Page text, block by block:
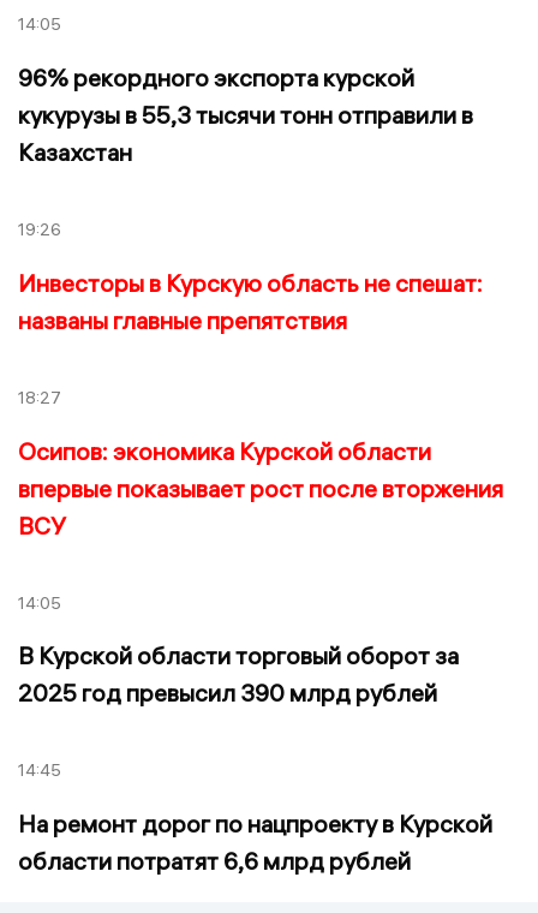
14:05
96% рекордного экспорта курской
кукурузы в 55,3 тысячи тонн отправили в
Казахстан
19:26
Инвесторы в Курскую область не спешат:
названы главные препятствия
18:27
Осипов: экономика Курской области
впервые показывает рост после вторжения
ВСУ
14:05
В Курской области торговый оборот за
2025 год превысил 390 млрд рублей
14:45
На ремонт дорог по нацпроекту в Курской
области потратят 6,6 млрд рублей